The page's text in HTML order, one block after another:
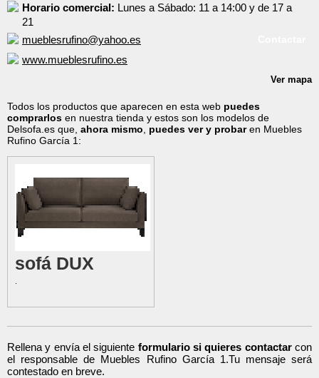
Horario comercial: Lunes a Sábado: 11 a 14:00 y de 17 a
21
mueblesrufino@yahoo.es
www.mueblesrufino.es
Ver mapa
Todos los productos que aparecen en esta web puedes
comprarlos en nuestra tienda y estos son los modelos de
Delsofa.es que, ahora mismo puedes ver y probaren Muebles
Rufino García 1:
sofá DUX
Rellena y envía el siguiente formulario si quieres contactarcon
el responsable de Muebles Rufino García 1.Tu mensaje será
contestado en breve.